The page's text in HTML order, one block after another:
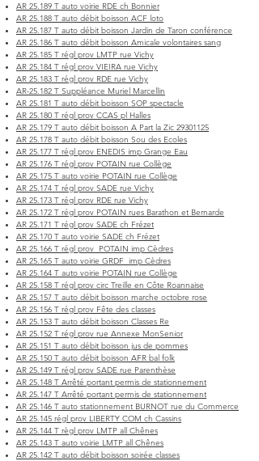
AR 25.189 T auto voirie RDE ch Bonnier
AR 25.188 T auto débit boisson ACF loto
AR 25.187 T auto débit boisson Jardin de Taron conférence
AR 25.186 T auto débit boisson Amicale volontaires sang
AR 25.185 T régl prov LMTP rue Vichy
AR 25.184 T régl prov VIEIRA rue Vichy
AR 25.183 T régl prov RDE rue Vichy
AR-25.182 T Suppléance Muriel Marcellin
AR 25.181 T auto débit boisson SOP spectacle
AR 25.180 T régl prov CCAS pl Halles
AR 25.179 T auto débit boisson A Part la Zic 29301125
AR 25.178 T auto débit boisson Sou des Ecoles
AR 25.177 T régl prov ENEDIS imp Grange Eau
AR 25.176 T régl prov POTAIN rue Collège
AR 25.175 T auto voirie POTAIN rue Collège
AR 25.174 T régl prov SADE rue Vichy
AR 25.173 T régl prov RDE rue Vichy
AR 25.172 T régl prov POTAIN rues Barathon et Bernarde
AR 25.171 T régl prov SADE ch Frézet
AR 25.170 T auto voirie SADE ch Frézet
AR 25.166 T régl prov POTAIN imp Cèdres
AR 25.165 T auto voirie GRDF imp Cèdres
AR 25.164 T auto voirie POTAIN rue Collège
AR 25.158 T régl prov circ Treille en Côte Roannaise
AR 25.157 T auto débit boisson marche octobre rose
AR 25.156 T régl prov Fête des classes
AR 25.153 T auto débit boisson Classes Re
AR 25.152 T régl prov rue Annexe MonSenior
AR 25.151 T auto débit boisson jus de pommes
AR 25.150 T auto débit boisson AFR bal folk
AR 25.149 T régl prov SADE rue Parenthèse​
AR 25.148 T Arrêté portant permis de stationnement
AR 25.147 T Arrêté portant permis de stationnement
AR 25.146 T auto stationnement BURNOT rue du Commerce
AR 25.145 régl prov LIBERTY COM ch Cassins
AR 25.144 T règl prov LMTP all Chênes
AR 25.143 T auto voirie LMTP all Chênes
AR 25.142 T auto débit boisson soirée classes